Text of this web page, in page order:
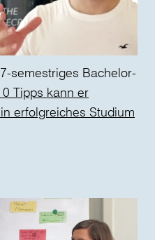
semestriges Bachelor-
Tipps kann er
erfolgreiches Studium